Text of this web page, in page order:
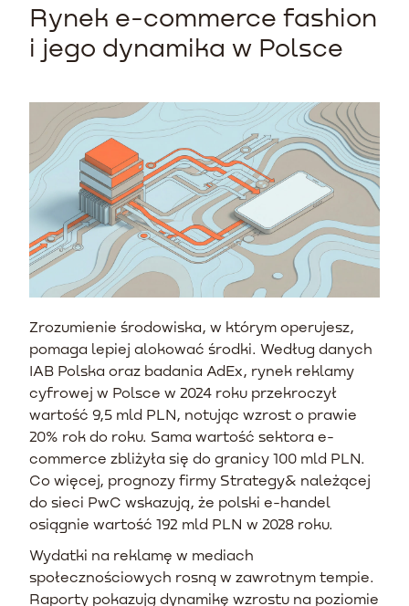
Rynek e-commerce fashion
i jego dynamika w Polsce
Zrozumienie środowiska, w którym operujesz,
pomaga lepiej alokować środki. Według danych
IAB Polska oraz badania AdEx, rynek reklamy
cyfrowej w Polsce w 2024 roku przekroczył
wartość 9,5 mld PLN, notując wzrost o prawie
20% rok do roku. Sama wartość sektora e-
commerce zbliżyła się do granicy 100 mld PLN.
Co więcej, prognozy firmy Strategy& należącej
do sieci PwC wskazują, że polski e-handel
osiągnie wartość 192 mld PLN w 2028 roku.
Wydatki na reklamę w mediach
społecznościowych rosną w zawrotnym tempie.
Raporty pokazują dynamikę wzrostu na poziomie